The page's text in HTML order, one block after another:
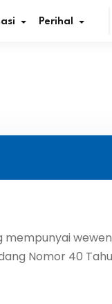
Perihal
mempunyai
Nomor 40